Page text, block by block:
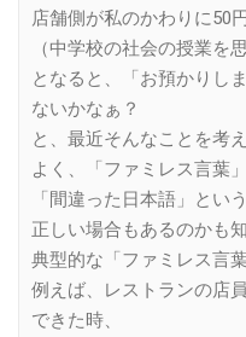
店舗側が私のかわりに50
（中学校の社会の授業を
となると、「お預かりし
ないかなぁ？
と、最近そんなことを考
よく、「ファミレス言葉
「間違った日本語」とい
正しい場合もあるのかも
典型的な「ファミレス言
例えば、レストランの店
できた時、